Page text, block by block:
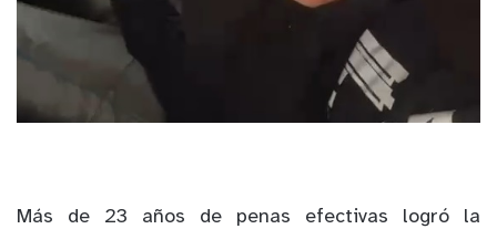
Más de 23 años de penas efectivas logró la